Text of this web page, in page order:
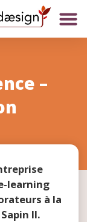
–
learning
à la
II.